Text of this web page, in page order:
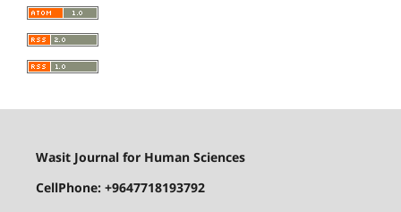
Wasit Journal for Human Sciences
CellPhone: +9647718193792